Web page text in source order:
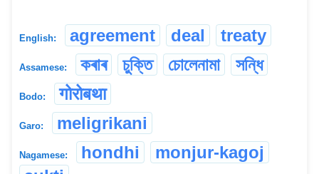
English: agreement deal treaty
Assamese: কৰাৰ চুক্তি চোলেনামা সন্ধি
Bodo: गोरोबथा
Garo: meligrikani
Nagamese: hondhi
monjur-kagoj